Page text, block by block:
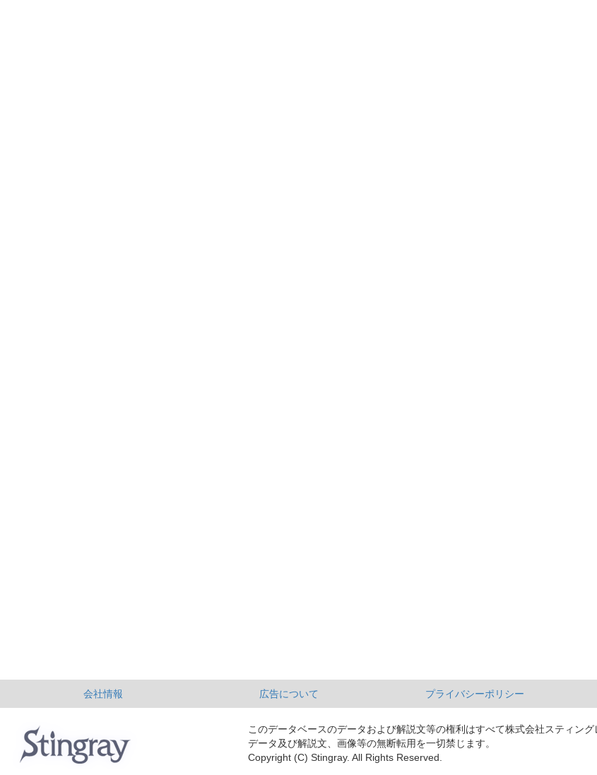
会社情報 広告について プライバシーポリシー
このデータベースのデータおよび解説文等の権利はすべて株式会社スティング
データ及び解説文、画像等の無断転用を一切禁じます。
Copyright (C) Stingray. All Rights Reserved.